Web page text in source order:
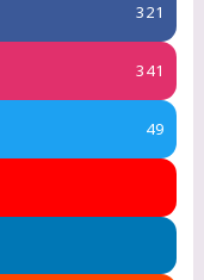
321
341
49